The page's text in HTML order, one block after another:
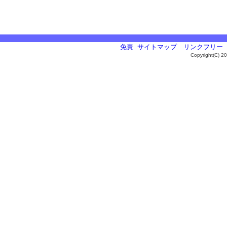
免責 サイトマップ リンクフリー
Copyright(C)